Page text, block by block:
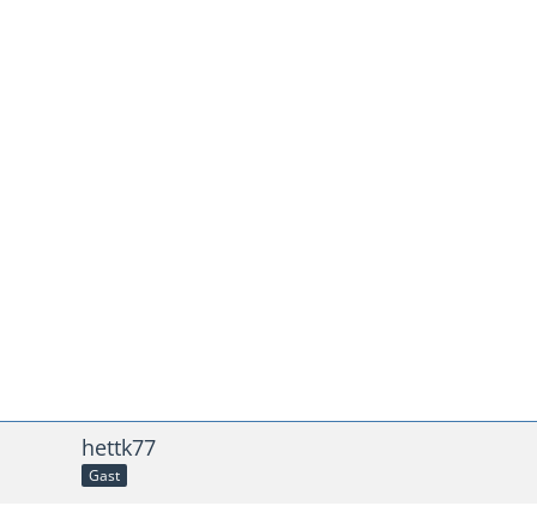
hettk77
Gast